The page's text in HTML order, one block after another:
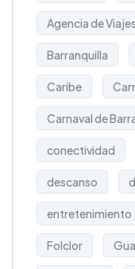
Agencia de Viajes
Barranquilla
Caribe
Carnaval de
conectividad
descanso
entretenimiento
Folclor